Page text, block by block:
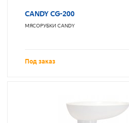
CANDY CG-200
МЯСОРУБКИ CANDY
Под заказ